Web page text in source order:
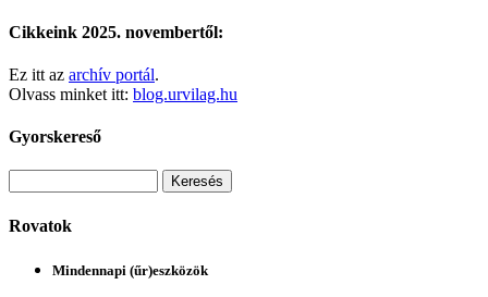
Cikkeink 2025. novembertől:
Ez itt az archív portál.
Olvass minket itt: blog.urvilag.hu
Gyorskereső
Rovatok
Mindennapi (űr)eszközök